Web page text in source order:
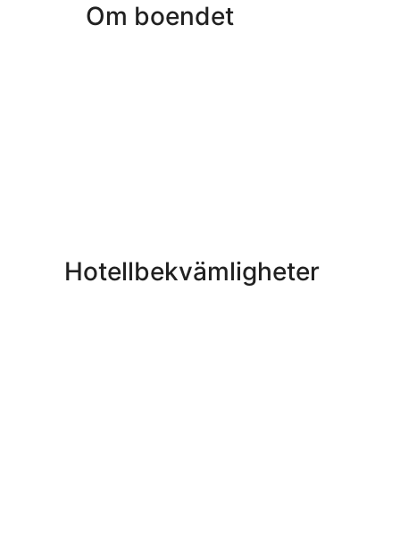
Om boendet
Hotellbekvämligheter